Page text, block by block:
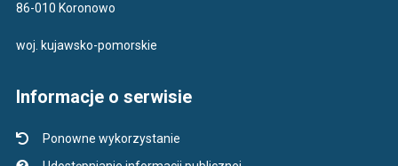
86-010 Koronowo
woj. kujawsko-pomorskie
Informacje o serwisie
Ponowne wykorzystanie